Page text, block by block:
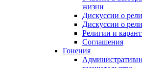
жизни
Дискуссии о
Дискуссии о
Религии и
Соглашения
Гонения